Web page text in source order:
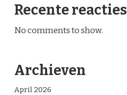
Recente reacties
No comments to show.
Archieven
April 2026